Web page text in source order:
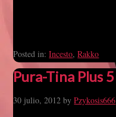
Posted in:Incesto,Rakko
Pura-Tina Plus 5
30 julio, 2012 byPzykosis666